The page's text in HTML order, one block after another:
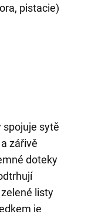
pistacie)
spojuje sytě
zářivě
doteky
listy
je